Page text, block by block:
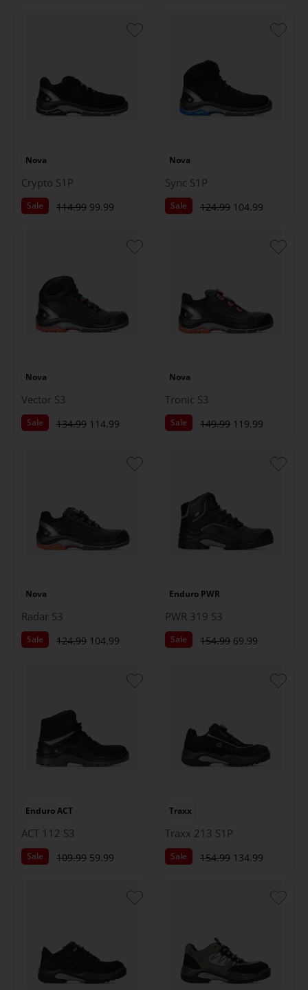
Nova
Crypto S1P
Sale 114.99 99.99
Nova
Sync S1P
Sale 124.99 104.99
Nova
Vector S3
Sale 134.99 114.99
Nova
Tronic S3
Sale 149.99 119.99
Nova
Radar S3
Sale 124.99 104.99
Enduro PWR
PWR 319 S3
Sale 154.99 69.99
Enduro ACT
ACT 112 S3
Sale 109.99 59.99
Traxx
Traxx 213 S1P
Sale 154.99 134.99